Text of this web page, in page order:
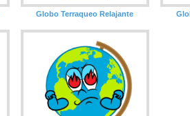
Globo Terraqueo Relajante